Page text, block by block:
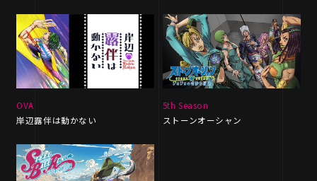
OVA
岸辺露伴は動かない
5th Season
ストーンオーシャン